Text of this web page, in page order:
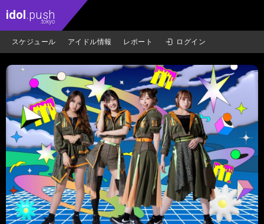
idol.push
.tokyo
スケジュール アイドル情報 レポート ログイン